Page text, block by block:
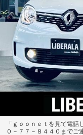
「ｇｏｏｎｅｔを見て電
０－７７－８４４０までご